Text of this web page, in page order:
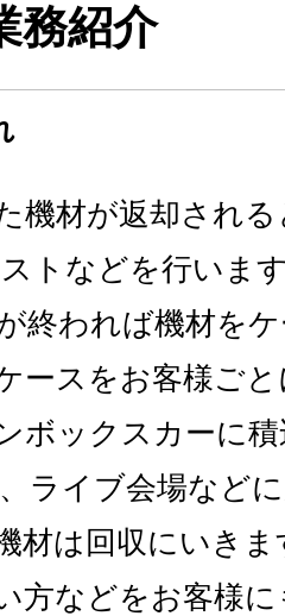
務紹介
機材が返却され
トなどを行いま
終われば機材を
ースをお客様ご
ボックスカーに
ライブ会場など
材は回収にいきま
方などをお客様